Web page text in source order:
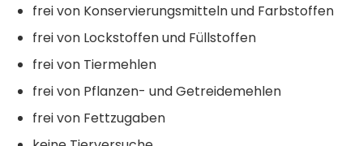
frei von Konservierungsmitteln und Farbstoffen
frei von Lockstoffen und Füllstoffen
frei von Tiermehlen
frei von Pflanzen- und Getreidemehlen
frei von Fettzugaben